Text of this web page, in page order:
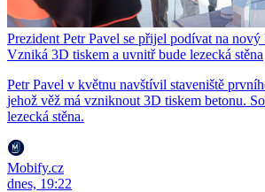
Prezident Petr Pavel se přijel podívat na
Vzniká 3D tiskem a uvnitř bude lezecká stěna
Petr Pavel v květnu navštívil staveniště
jehož věž má vzniknout 3D tiskem betonu.
lezecká stěna.
Mobify.cz
dnes, 19:22